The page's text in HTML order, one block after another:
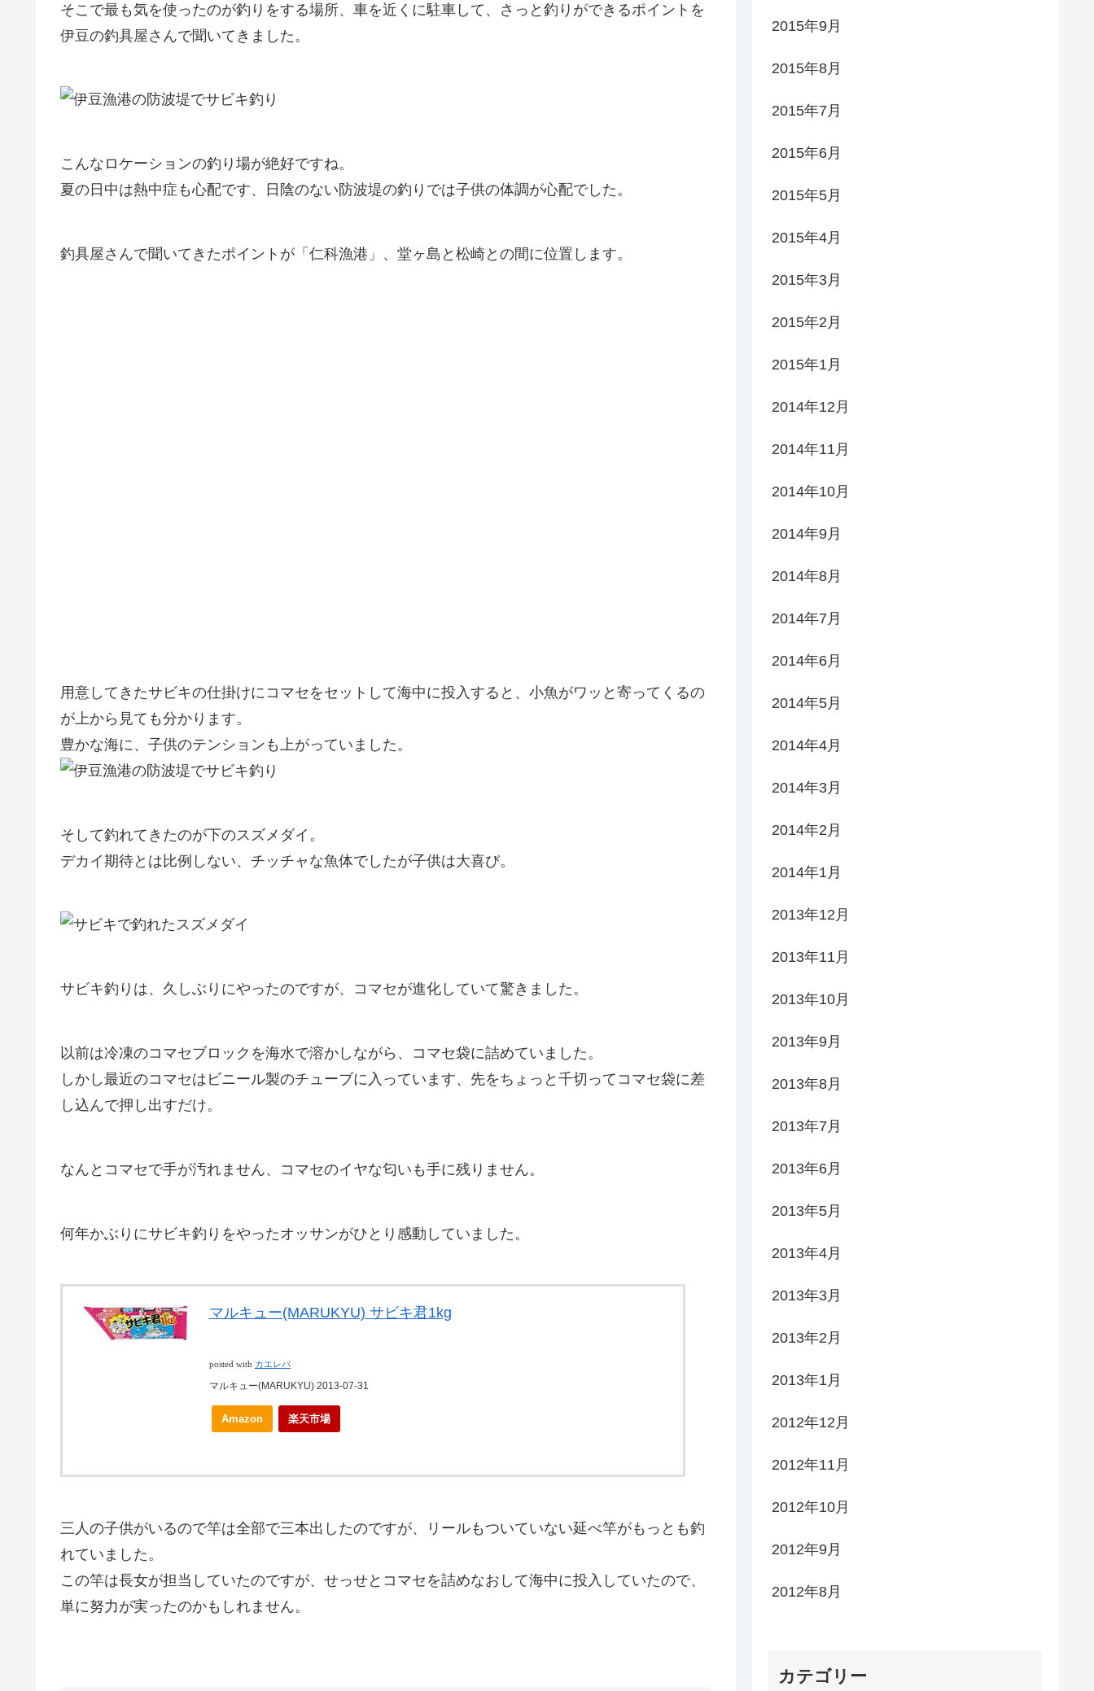
そこで最も気を使ったのが釣りをする場所、 車を近くに駐車して、さっと釣りができるポイント を
伊豆の釣具屋さんで聞いてきました。
こんなロケーションの釣り場が絶好ですね。
夏の日中は熱中症も心配です、日陰のない防波堤の釣りでは子供の体調が心配でした。
釣具屋さんで聞いてきたポイントが「仁科漁港」、堂ヶ島と松崎との間に位置します。
用意してきたサビキの仕掛けにコマセをセットして海中に投入すると、小魚がワッと寄ってくるの
が上から見ても分かります。
豊かな海に、子供のテンションも上がっていました。
そして釣れてきたのが下のスズメダイ。
デカイ期待とは比例しない、チッチャな魚体でしたが子供は大喜び。
サビキ釣りは、久しぶりにやったのですが、コマセが進化していて驚きました。
以前は冷凍のコマセブロックを海水で溶かしながら、コマセ袋に詰めていました。
しかし最近のコマセはビニール製のチューブに入っています、先をちょっと千切ってコマセ袋に差
し込んで押し出すだけ。
なんとコマセで手が汚れません、コマセのイヤな匂いも手に残りません。
何年かぶりにサビキ釣りをやったオッサンがひとり感動していました。
マルキュー(MARUKYU) サビキ君1kg
posted with カエレバ
マルキュー(MARUKYU) 2013-07-31
Amazon 楽天市場
三人の子供がいるので竿は全部で三本出したのですが、リールもついていない延べ竿がもっとも釣
れていました。
この竿は長女が担当していたのですが、せっせとコマセを詰めなおして海中に投入していたので、
単に努力が実ったのかもしれません。
2015年9月
2015年8月
2015年7月
2015年6月
2015年5月
2015年4月
2015年3月
2015年2月
2015年1月
2014年12月
2014年11月
2014年10月
2014年9月
2014年8月
2014年7月
2014年6月
2014年5月
2014年4月
2014年3月
2014年2月
2014年1月
2013年12月
2013年11月
2013年10月
2013年9月
2013年8月
2013年7月
2013年6月
2013年5月
2013年4月
2013年3月
2013年2月
2013年1月
2012年12月
2012年11月
2012年10月
2012年9月
2012年8月
カテゴリー